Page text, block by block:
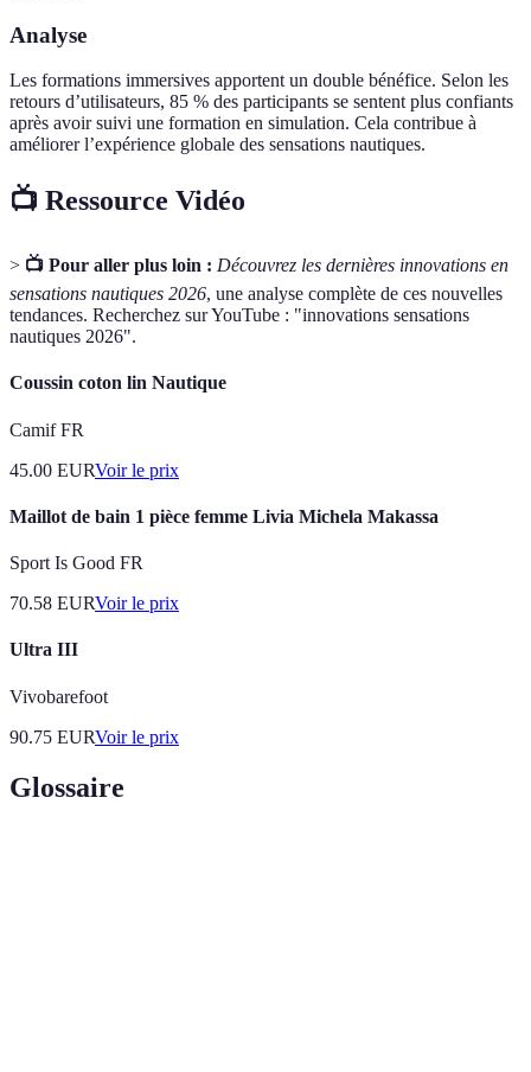
Analyse
Les formations immersives apportent un double bénéfice. Selon les
retours d’utilisateurs, 85 % des participants se sentent plus confiants
après avoir suivi une formation en simulation. Cela contribue à
améliorer l’expérience globale des sensations nautiques.
📺 Ressource Vidéo
> 📺 Pour aller plus loin : Découvrez les dernières innovations en
sensations nautiques 2026, une analyse complète de ces nouvelles
tendances. Recherchez sur YouTube : "innovations sensations
nautiques 2026".
Coussin coton lin Nautique
Camif FR
45.00 EURVoir le prix
Maillot de bain 1 pièce femme Livia Michela Makassa
Sport Is Good FR
70.58 EURVoir le prix
Ultra III
Vivobarefoot
90.75 EURVoir le prix
Glossaire